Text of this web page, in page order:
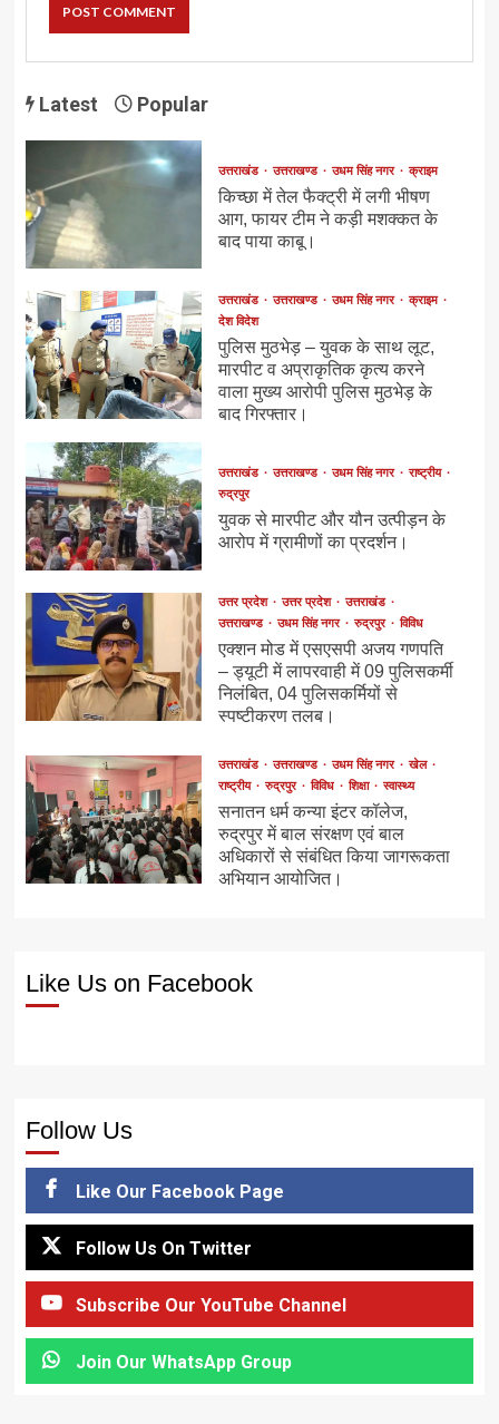
Latest Popular
उत्तराखंड उत्तराखण्ड उधम सिंह नगर क्राइम
किच्छा में तेल फैक्ट्री में लगी भीषण
आग, फायर टीम ने कड़ी मशक्कत के
बाद पाया काबू।
उत्तराखंड उत्तराखण्ड उधम सिंह नगर
क्राइम
देश विदेश
पुलिस मुठभेड़ – युवक के साथ लूट,
मारपीट व अप्राकृतिक कृत्य करने
वाला मुख्य आरोपी पुलिस मुठभेड़ के
बाद गिरफ्तार।
उत्तराखंड उत्तराखण्ड उधम सिंह नगर
राष्ट्रीय
रुद्रपुर
युवक से मारपीट और यौन उत्पीड़न के
आरोप में ग्रामीणों का प्रदर्शन।
उत्तर प्रदेश उत्तर प्रदेश
उत्तराखंड
उत्तराखण्ड
उधम सिंह नगर रुद्रपुर विविध
एक्शन मोड में एसएसपी अजय गणपति
– ड्यूटी में लापरवाही में 09 पुलिसकर्मी
निलंबित, 04 पुलिसकर्मियों से
स्पष्टीकरण तलब।
उत्तराखंड उत्तराखण्ड उधम सिंह नगर
खेल
राष्ट्रीय
रुद्रपुर विविध शिक्षा स्वास्थ्य
सनातन धर्म कन्या इंटर कॉलेज,
रुद्रपुर में बाल संरक्षण एवं बाल
अधिकारों से संबंधित किया जागरूकता
अभियान आयोजित।
Like Us on Facebook
Follow Us
Like Our Facebook Page
Follow Us On Twitter
Subscribe Our YouTube Channel
Join Our WhatsApp Group